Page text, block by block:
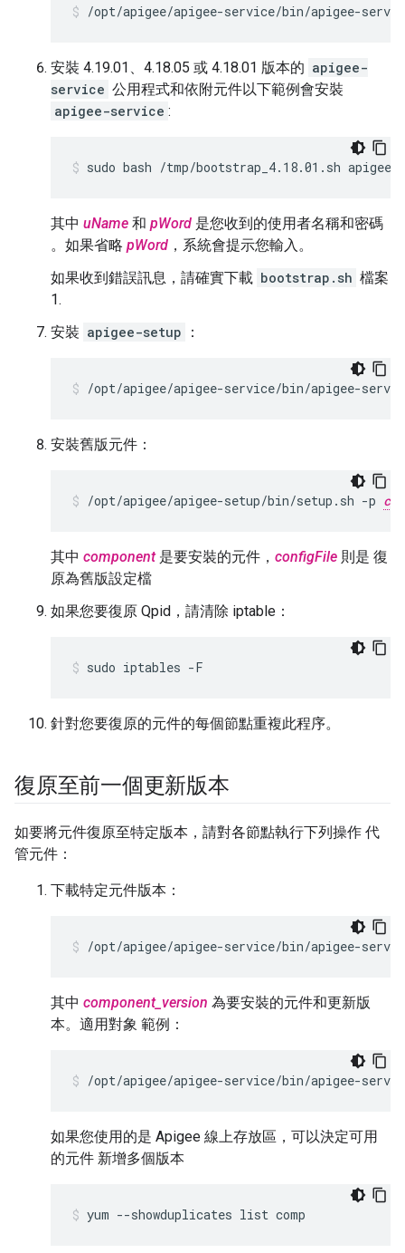
/opt/apigee/apigee-service/bin/apigee-
安裝 4.19.01、4.18.05 或 4.18.01 版本的 apigee-
service 公用程式和依附元件以下範例會安裝
apigee-service :
sudo bash /tmp/bootstrap_4.18.01.sh
其中 uName 和 pWord 是您收到的使用者名稱和密碼
。如果省略 pWord ，系統會提示您輸入。
如果收到錯誤訊息，請確實下載 bootstrap.sh 檔案
1.
安裝 apigee-setup ：
/opt/apigee/apigee-service/bin/apigee-
安裝舊版元件：
/opt/apigee/apigee-setup/bin/setup.sh -p
其中 component是要安裝的元件， configFile 則是 復
原為舊版設定檔
如果您要復原 Qpid，請清除 iptable：
sudo iptables -F
針對您要復原的元件的每個節點重複此程序。
復原至前一個更新版本
如要將元件復原至特定版本，請對各節點執行下列操作 代
管元件：
下載特定元件版本：
/opt/apigee/apigee-service/bin/apigee-
其中 component_version 為要安裝的元件和更新版
本。適用對象 範例：
/opt/apigee/apigee-service/bin/apigee-
如果您使用的是 Apigee 線上存放區，可以決定可用
的元件 新增多個版本
yum --showduplicates list comp